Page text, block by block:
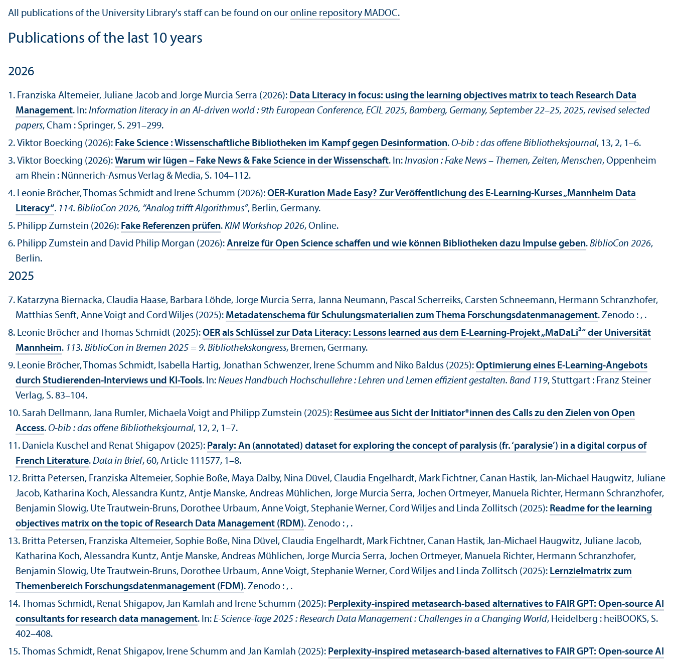
All publications of the University Library's staff can be found on our online repository MADOC.
Publications of the last 10 years
2026
Franziska Altemeier, Juliane Jacob and Jorge Murcia Serra (2026): Data Literacy in focus: using the learning objectives matrix to teach Research Data
Management. In: Information literacy in an AI-driven world : 9th European Conference, ECIL 2025, Bamberg, Germany, September 22–25, 2025, revised selected
papers, Cham : Springer, S. 291–299.
Viktor Boecking (2026): Fake Science : Wissenschaftliche Bibliotheken im Kampf gegen Desinformation. O-bib : das offene Bibliotheksjournal, 13, 2, 1–6.
Viktor Boecking (2026): Warum wir lügen – Fake News & Fake Science in der Wissenschaft. In: Invasion : Fake News – Themen, Zeiten, Menschen, Oppenheim
am Rhein : Nünnerich-Asmus Verlag & Media, S. 104–112.
Leonie Bröcher, Thomas Schmidt and Irene Schumm (2026): OER-Kuration Made Easy? Zur Veröffentlichung des E-Learning-Kurses „Mannheim Data
Literacy“. 114. BiblioCon 2026, “Analog trifft Algorithmus”, Berlin, Germany.
Philipp Zumstein (2026): Fake Referenzen prüfen. KIM Workshop 2026, Online.
Philipp Zumstein and David Philip Morgan (2026): Anreize für Open Science schaffen und wie können Bibliotheken dazu Impulse geben. BiblioCon 2026,
Berlin.
2025
Katarzyna Biernacka, Claudia Haase, Barbara Löhde, Jorge Murcia Serra, Janna Neumann, Pascal Scherreiks, Carsten Schneemann, Hermann Schranzhofer,
Matthias Senft, Anne Voigt and Cord Wiljes (2025): Metadatenschema für Schulungsmaterialien zum Thema Forschungsdatenmanagement. Zenodo : , .
Leonie Bröcher and Thomas Schmidt (2025): OER als Schlüssel zur Data Literacy: Lessons learned aus dem E-Learning-Projekt „MaDaLi²“ der Universität
Mannheim. 113. BiblioCon in Bremen 2025 = 9. Bibliothekskongress, Bremen, Germany.
Leonie Bröcher, Thomas Schmidt, Isabella Hartig, Jonathan Schwenzer, Irene Schumm and Niko Baldus (2025): Optimierung eines E-Learning-Angebots
durch Studierenden-Interviews und KI-Tools. In: Neues Handbuch Hochschullehre : Lehren und Lernen effizient gestalten. Band 119, Stuttgart : Franz Steiner
Verlag, S. 83–104.
Sarah Dellmann, Jana Rumler, Michaela Voigt and Philipp Zumstein (2025): Resümee aus Sicht der Initiator*innen des Calls zu den Zielen von Open
Access. O-bib : das offene Bibliotheksjournal, 12, 2, 1–7.
Daniela Kuschel and Renat Shigapov (2025): Paraly: An (annotated) dataset for exploring the concept of paralysis (fr. ‘paralysie’) in a digital corpus of
French Literature. Data in Brief, 60, Article 111577, 1–8.
Britta Petersen, Franziska Altemeier, Sophie Boße, Maya Dalby, Nina Düvel, Claudia Engelhardt, Mark Fichtner, Canan Hastik, Jan-Michael Haugwitz, Juliane
Jacob, Katharina Koch, Alessandra Kuntz, Antje Manske, Andreas Mühlichen, Jorge Murcia Serra, Jochen Ortmeyer, Manuela Richter, Hermann Schranzhofer,
Benjamin Slowig, Ute Trautwein-Bruns, Dorothee Urbaum, Anne Voigt, Stephanie Werner, Cord Wiljes and Linda Zollitsch (2025): Readme for the learning
objectives matrix on the topic of Research Data Management (RDM). Zenodo : , .
Britta Petersen, Franziska Altemeier, Sophie Boße, Nina Düvel, Claudia Engelhardt, Mark Fichtner, Canan Hastik, Jan-Michael Haugwitz, Juliane Jacob,
Katharina Koch, Alessandra Kuntz, Antje Manske, Andreas Mühlichen, Jorge Murcia Serra, Jochen Ortmeyer, Manuela Richter, Hermann Schranzhofer,
Benjamin Slowig, Ute Trautwein-Bruns, Dorothee Urbaum, Anne Voigt, Stephanie Werner, Cord Wiljes and Linda Zollitsch (2025): Lernzielmatrix zum
Themenbereich Forschungsdatenmanagement (FDM). Zenodo : , .
Thomas Schmidt, Renat Shigapov, Jan Kamlah and Irene Schumm (2025): Perplexity-inspired metasearch-based alternatives to FAIR GPT: Open-source AI
consultants for research data management. In: E-Science-Tage 2025 : Research Data Management : Challenges in a Changing World, Heidelberg : heiBOOKS, S.
402–408.
Thomas Schmidt, Renat Shigapov, Irene Schumm and Jan Kamlah (2025): Perplexity-inspired metasearch-based alternatives to FAIR GPT: Open-source AI